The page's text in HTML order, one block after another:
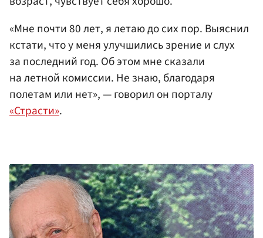
«Мне почти 80 лет, я летаю до сих пор. Выяснил
кстати, что у меня улучшились зрение и слух
за последний год. Об этом мне сказали
на летной комиссии. Не знаю, благодаря
полетам или нет», — говорил он порталу
«Страсти».